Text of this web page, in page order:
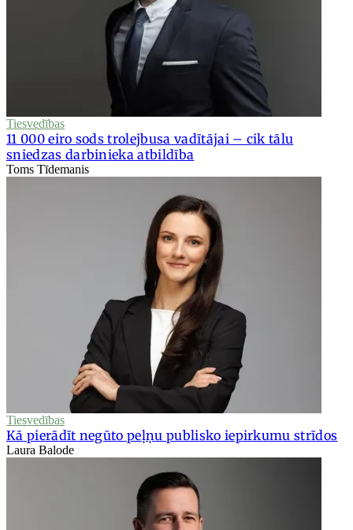
Tiesvedības
11 000 eiro sods trolejbusa vadītājai – cik tālu
sniedzas darbinieka atbildība
Toms Tīdemanis
Tiesvedības
Kā pierādīt negūto peļņu publisko iepirkumu strīdos
Laura Balode